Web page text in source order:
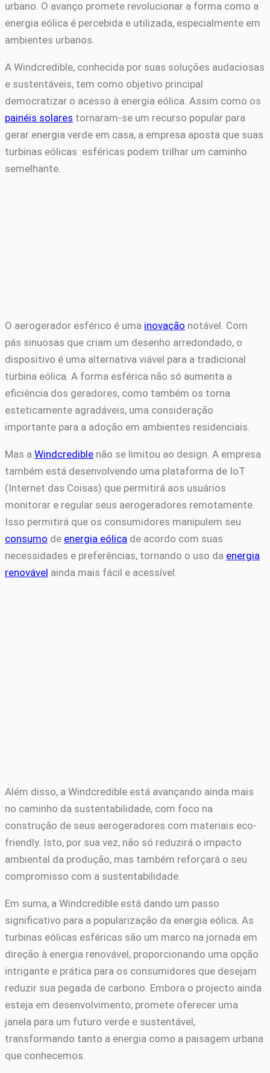
urbano. O avanço promete revolucionar a forma como a
energia eólica é percebida e utilizada, especialmente em
ambientes urbanos.
A Windcredible, conhecida por suas soluções audaciosas
e sustentáveis, tem como objetivo principal
democratizar o acesso à energia eólica. Assim como os
painéis solares tornaram-se um recurso popular para
gerar energia verde em casa, a empresa aposta que suas
turbinas eólicas esféricas podem trilhar um caminho
semelhante.
O aerogerador esférico é uma inovação notável. Com
pás sinuosas que criam um desenho arredondado, o
dispositivo é uma alternativa viável para a tradicional
turbina eólica. A forma esférica não só aumenta a
eficiência dos geradores, como também os torna
esteticamente agradáveis, uma consideração
importante para a adoção em ambientes residenciais.
Mas a Windcredible não se limitou ao design. A empresa
também está desenvolvendo uma plataforma de IoT
(Internet das Coisas) que permitirá aos usuários
monitorar e regular seus aerogeradores remotamente.
Isso permitirá que os consumidores manipulem seu
consumo de energia eólica de acordo com suas
necessidades e preferências, tornando o uso da energia
renovável ainda mais fácil e acessível.
Além disso, a Windcredible está avançando ainda mais
no caminho da sustentabilidade, com foco na
construção de seus aerogeradores com materiais eco-
friendly. Isto, por sua vez, não só reduzirá o impacto
ambiental da produção, mas também reforçará o seu
compromisso com a sustentabilidade.
Em suma, a Windcredible está dando um passo
significativo para a popularização da energia eólica. As
turbinas eólicas esféricas são um marco na jornada em
direção à energia renovável, proporcionando uma opção
intrigante e prática para os consumidores que desejam
reduzir sua pegada de carbono. Embora o projecto ainda
esteja em desenvolvimento, promete oferecer uma
janela para um futuro verde e sustentável,
transformando tanto a energia como a paisagem urbana
que conhecemos.